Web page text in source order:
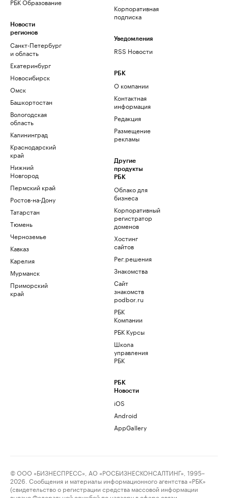
Новости
регионов
Санкт-Петербург
и область
Екатеринбург
Новосибирск
Омск
Башкортостан
Вологодская
область
Калининград
Краснодарский
край
Нижний
Новгород
Пермский край
Ростов-на-Дону
Татарстан
Тюмень
Черноземье
Кавказ
Карелия
Мурманск
Приморский
край
Корпоративная
подписка
Уведомления
RSS Новости
РБК
О компании
Контактная
информация
Редакция
Размещение
рекламы
Другие
продукты
РБК
Облако для
бизнеса
Корпоративный
регистратор
доменов
Хостинг
сайтов
Рег.решения
Знакомства
Сайт
знакомств
podbor.ru
РБК
Компании
РБК Курсы
Школа
управления
РБК
РБК
Новости
iOS
Android
AppGallery
© ООО «БИЗНЕСПРЕСС», АО «РОСБИЗНЕСКОНСАЛТИНГ», 1995–
2026. Сообщения и материалы информационного агентства «РБК»
(свидетельство о регистрации средства массовой информации